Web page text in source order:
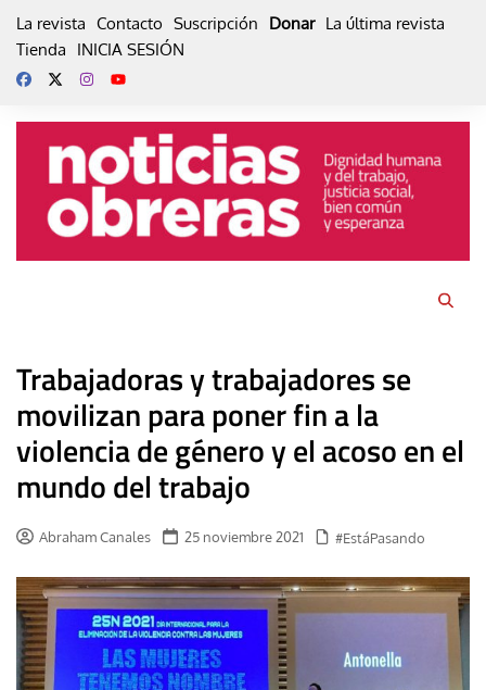
La revista Contacto Suscripción Donar La última revista
Tienda
INICIA SESIÓN
Trabajadoras y trabajadores se
movilizan para poner fin a la
violencia de género y el acoso en el
mundo del trabajo
Abraham Canales 25 noviembre 2021 #EstáPasando